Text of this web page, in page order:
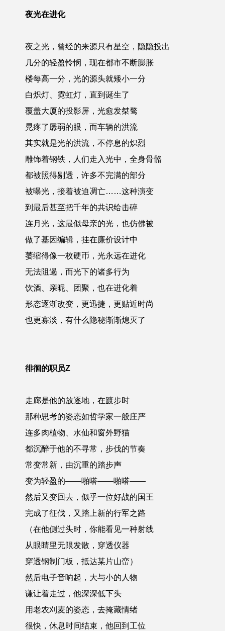
夜光在进化
夜之光，曾经的来源只有星空，隐隐投出
几分的轻盈怜悯，现在都市不断膨胀
楼每高一分，光的源头就矮小一分
白炽灯、霓虹灯，直到诞生了
覆盖大厦的投影屏，光愈发桀骜
晃疼了孱弱的眼，而车辆的洪流
其实就是光的洪流，不停息的炽烈
雕饰着钢铁，人们走入光中，全身骨骼
都被照得剔透，许多不完满的部分
被曝光，接着被迫凋亡……这种演变
到最后甚至把千年的共识给击碎
连月光，这最似母亲的光，也仿佛被
做了基因编辑，挂在廉价设计中
萎缩得像一枚硬币，光永远在进化
无法阻遏，而光下的诸多行为
饮酒、亲昵、团聚，也在进化着
形态逐渐改变，更迅捷，更贴近时尚
也更寡淡，有什么隐秘渐渐熄灭了
徘徊的职员Z
走廊是他的放逐地，在踱步时
那种思考的姿态如哲学家一般庄严
连多肉植物、水仙和窗外野猫
都沉醉于他的不寻常，步伐的节奏
常变常新，由沉重的踏步声
变为轻盈的——啪嗒——啪嗒——
然后又变回去，似乎一位好战的国王
完成了征伐，又踏上新的行军之路
（在他侧过头时，你能看见一种射线
从眼睛里无限发散，穿透仪器
穿透钢制门板，抵达某片山峦）
然后电子音响起，大与小的人物
谦让着走过，他深深低下头
用老农刈麦的姿态，去掩藏情绪
很快，休息时间结束，他回到工位